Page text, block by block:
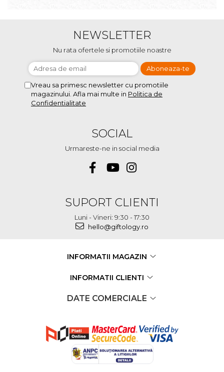
NEWSLETTER
Nu rata ofertele si promotiile noastre
Vreau sa primesc newsletter cu promotiile
magazinului. Afla mai multe in Politica de
Confidentialitate
SOCIAL
Urmareste-ne in social media
SUPORT CLIENTI
Luni - Vineri: 9:30 - 17:30
hello@giftology.ro
INFORMATII MAGAZIN
INFORMATII CLIENTI
DATE COMERCIALE